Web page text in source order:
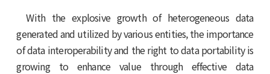
With the explosive growth of heterogeneous data
generated and utilized by various entities, the importance
of data interoperability and the right to data portability is
growing to enhance value through effective data